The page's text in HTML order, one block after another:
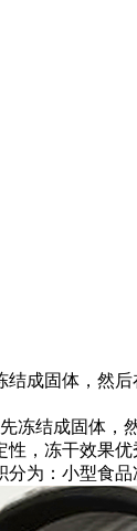
成固体，然
冻结成固体
，冻干效果
为：小型食